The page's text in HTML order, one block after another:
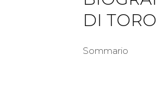
DI TORO
Sommario